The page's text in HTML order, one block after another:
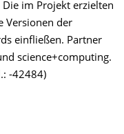
im Projekt erzielten
Versionen der
einfließen. Partner
science+computing.
-42484)